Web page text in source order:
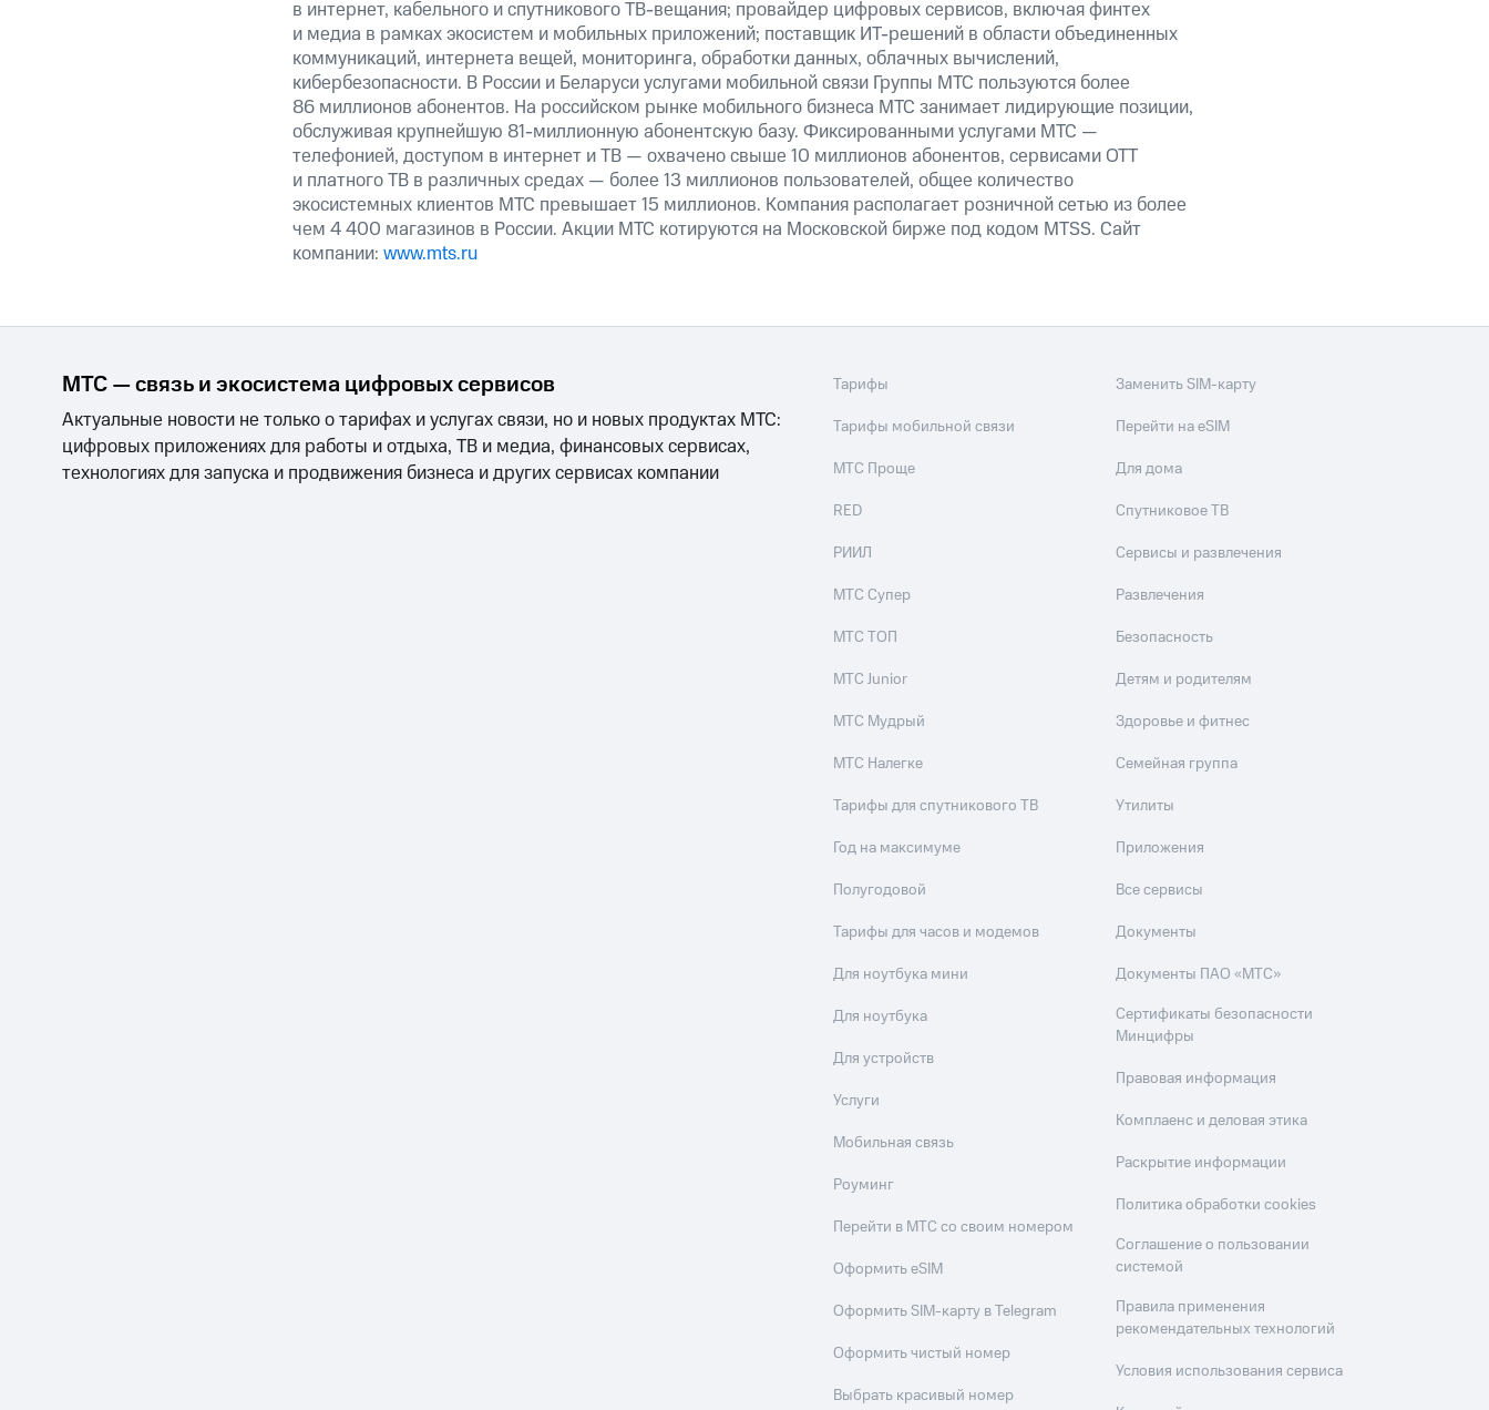
в интернет, кабельного и спутникового ТВ-вещания; провайдер цифровых сервисов, включая финтех
и медиа в рамках экосистем и мобильных приложений; поставщик ИТ-решений в области объединенных
коммуникаций, интернета вещей, мониторинга, обработки данных, облачных вычислений,
кибербезопасности. В России и Беларуси услугами мобильной связи Группы МТС пользуются более
86 миллионов абонентов. На российском рынке мобильного бизнеса МТС занимает лидирующие позиции,
обслуживая крупнейшую 81-миллионную абонентскую базу. Фиксированными услугами МТС —
телефонией, доступом в интернет и ТВ — охвачено свыше 10 миллионов абонентов, сервисами OTT
и платного ТВ в различных средах — более 13 миллионов пользователей, общее количество
экосистемных клиентов МТС превышает 15 миллионов. Компания располагает розничной сетью из более
чем 4 400 магазинов в России. Акции МТС котируются на Московской бирже под кодом MTSS. Сайт
компании: www.mts.ru
МТС — связь и экосистема цифровых сервисов
Актуальные новости не только о тарифах и услугах связи, но и новых продуктах МТС:
цифровых приложениях для работы и отдыха, ТВ и медиа, финансовых сервисах,
технологиях для запуска и продвижения бизнеса и других сервисах компании
Тарифы
Тарифы мобильной связи
МТС Проще
RED
РИИЛ
МТС Супер
МТС ТОП
МТС Junior
МТС Мудрый
МТС Налегке
Тарифы для спутникового ТВ
Год на максимуме
Полугодовой
Тарифы для часов и модемов
Для ноутбука мини
Для ноутбука
Для устройств
Услуги
Мобильная связь
Роуминг
Перейти в МТС со своим номером
Оформить eSIM
Оформить SIM-карту в Telegram
Оформить чистый номер
Выбрать красивый номер
Заменить SIM-карту
Перейти на eSIM
Для дома
Спутниковое ТВ
Сервисы и развлечения
Развлечения
Безопасность
Детям и родителям
Здоровье и фитнес
Семейная группа
Утилиты
Приложения
Все сервисы
Документы
Документы ПАО «МТС»
Сертификаты безопасности
Минцифры
Правовая информация
Комплаенс и деловая этика
Раскрытие информации
Политика обработки cookies
Соглашение о пользовании
системой
Правила применения
рекомендательных технологий
Условия использования сервиса